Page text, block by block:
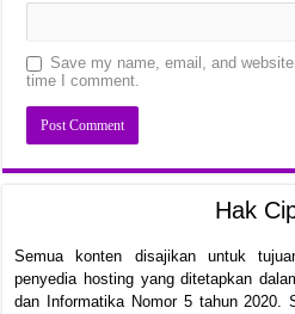
Save my name, email, and
time I comment.
Hak
Semua konten disajikan untuk
penyedia hosting yang ditetapkan
dan Informatika Nomor 5 tahun 2020.